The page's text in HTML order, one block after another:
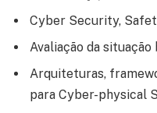
Cyber Security,
Avaliação da
Arquiteturas,
para Cyber-physical